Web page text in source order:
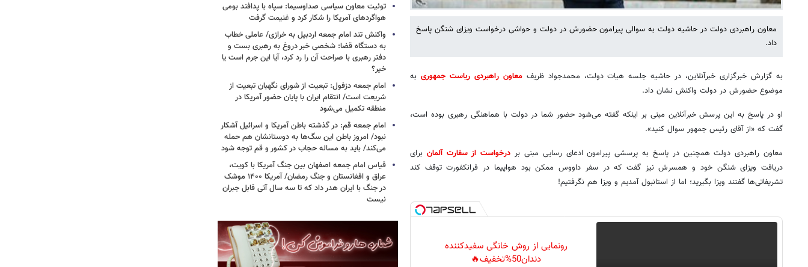
معاون راهبردی دولت در حاشیه دولت به سوالی پیرامون حضورش در دولت و حواشی درخواست ویزای شنگن پاسخ
داد.
به گزارش خبرگزاری خبرآنلاین، در حاشیه جلسه هیات دولت، محمدجواد ظریفمعاون راهبردی ریاست جمهوری به
موضوع حضورش در دولت واکنش نشان داد.
او در پاسخ به این پرسش خبرآنلاین مبنی بر اینکه گفته می‌شود حضور شما در دولت با هماهنگی رهبری بوده است،
گفت که «از آقای رئیس جمهور سوال کنید».
معاون راهبردی دولت همچنین در پاسخ به پرسشی پیرامون ادعای رسایی مبنی بر درخواست از سفارت آلمان برای
دریافت ویزای شنگن خود و همسرش نیز گفت که در سفر داووس ممکن بود هواپیما در فرانکفورت توقف کند
تشریفاتی‌ها گفتند ویزا بگیرید؛ اما از استانبول آمدیم و ویزا هم نگرفتیم!
رونمایی از روش خانگی سفیدکننده
دندان50%تخفیف🔥
توئیت معاون سیاسی صداوسیما: سپاه با پدافند بومی
هواگردهای آمریکا را شکار کرد و غنیمت گرفت
واکنش تند امام جمعه اردبیل به خرازی/ عاملی خطاب
به دستگاه قضا: شخصی خبر دروغ به رهبری بست و
دفتر رهبری با صراحت آن را رد کرد، آیا این جرم است یا
خیر؟
امام جمعه دزفول: تبعیت از شورای نگهبان تبعیت از
شریعت است/ انتقام ایران با پایان حضور آمریکا در
منطقه تکمیل می‌شود
امام جمعه قم: در گذشته باطن آمریکا و اسرائیل آشکار
نبود/ امروز باطن این سگ‌ها به دوستانشان هم حمله
می‌کند/ باید به مساله حجاب در کشور و قم توجه شود
قیاس امام جمعه اصفهان بین جنگ آمریکا با کویت،
عراق و افغانستان و جنگ رمضان/ آمریکا ۱۴۰۰ موشک
در جنگ با ایران هدر داد که تا سه سال آتی قابل جبران
نیست